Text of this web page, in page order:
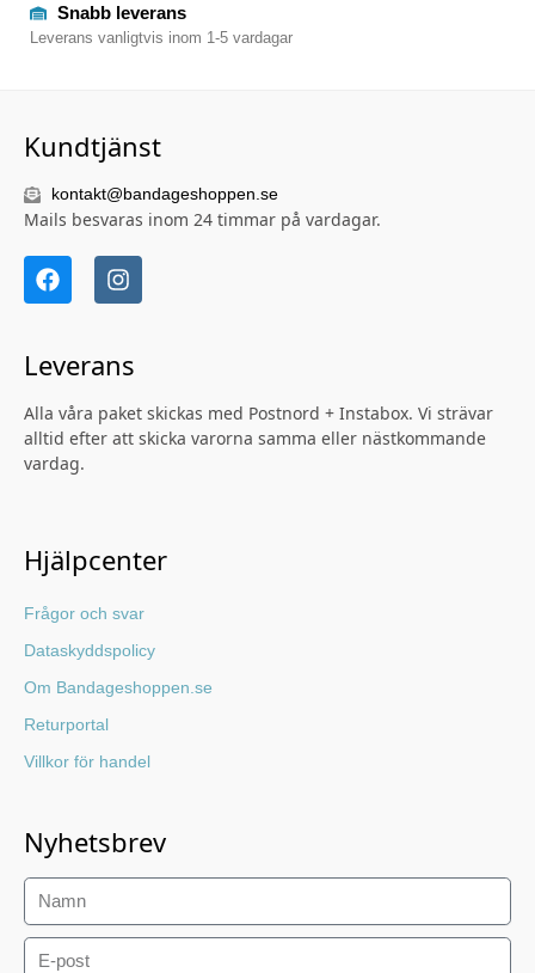
Snabb leverans
Leverans vanligtvis inom 1-5 vardagar
Kundtjänst
kontakt@bandageshoppen.se
Mails besvaras inom 24 timmar på vardagar.
Leverans
Alla våra paket skickas med Postnord + Instabox. Vi strävar
alltid efter att skicka varorna samma eller nästkommande
vardag.
Hjälpcenter
Frågor och svar
Dataskyddspolicy
Om Bandageshoppen.se
Returportal
Villkor för handel
Nyhetsbrev